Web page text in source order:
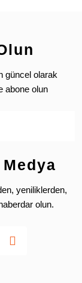
güncel olarak
abone olun
yeniliklerden,
olun.